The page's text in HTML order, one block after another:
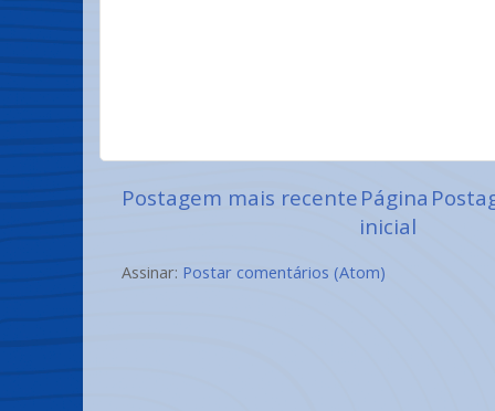
Postagem mais recentePágina
inicial
Assinar: Postar comentários (Atom)